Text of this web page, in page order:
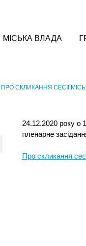
МІСЬКА ВЛАДА
ПРО СКЛИКАННЯ СЕСІЇ
24.12.2020 року о
пленарне
Про скликання